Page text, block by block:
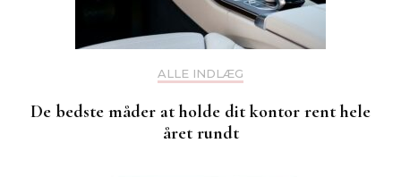
ALLE INDLÆG
De bedste måder at holde dit kontor rent hele
året rundt